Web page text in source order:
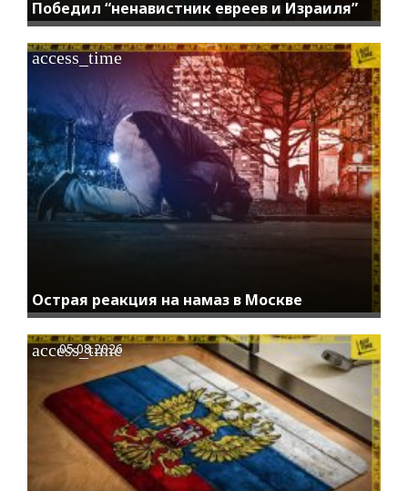
Победил “ненавистник евреев и Израиля”
Острая реакция на намаз в Москве
access_time
access_time
05.08.2026